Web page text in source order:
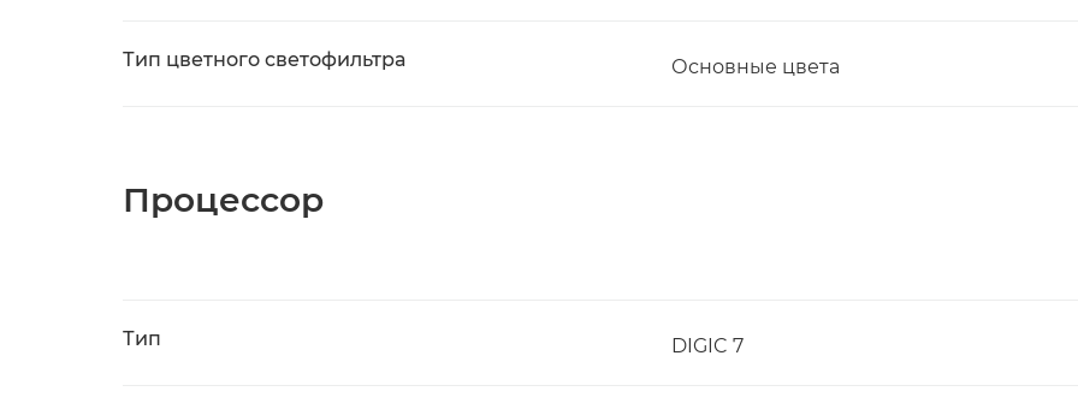
Тип цветного светофильтра Основные цвета
Процессор
Тип DIGIC 7